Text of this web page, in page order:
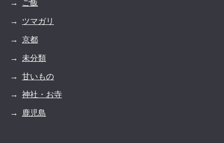
ご飯
ツマガリ
京都
未分類
甘いもの
神社・お寺
鹿児島